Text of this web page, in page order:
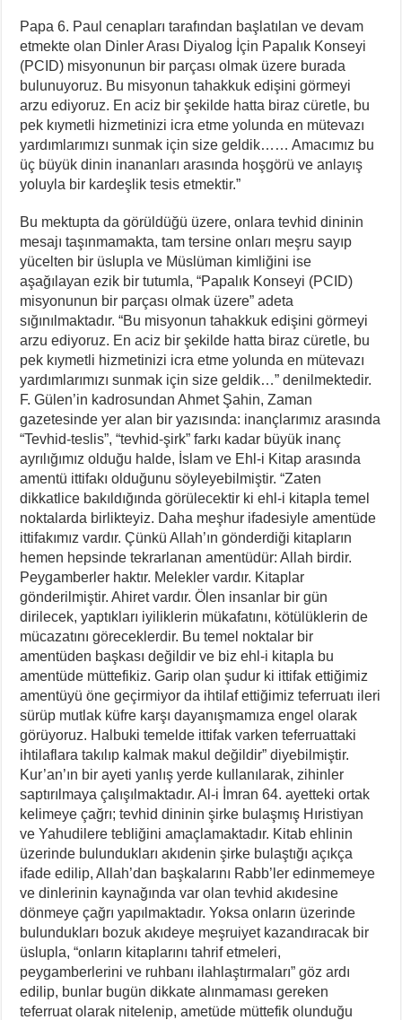
Papa 6. Paul cenapları tarafından başlatılan ve devam
etmekte olan Dinler Arası Diyalog İçin Papalık Konseyi
(PCID) misyonunun bir parçası olmak üzere burada
bulunuyoruz. Bu misyonun tahakkuk edişini görmeyi
arzu ediyoruz. En aciz bir şekilde hatta biraz cüretle, bu
pek kıymetli hizmetinizi icra etme yolunda en mütevazı
yardımlarımızı sunmak için size geldik…… Amacımız bu
üç büyük dinin inananları arasında hoşgörü ve anlayış
yoluyla bir kardeşlik tesis etmektir.”
Bu mektupta da görüldüğü üzere, onlara tevhid dininin
mesajı taşınmamakta, tam tersine onları meşru sayıp
yücelten bir üslupla ve Müslüman kimliğini ise
aşağılayan ezik bir tutumla, “Papalık Konseyi (PCID)
misyonunun bir parçası olmak üzere” adeta
sığınılmaktadır. “Bu misyonun tahakkuk edişini görmeyi
arzu ediyoruz. En aciz bir şekilde hatta biraz cüretle, bu
pek kıymetli hizmetinizi icra etme yolunda en mütevazı
yardımlarımızı sunmak için size geldik…” denilmektedir.
F. Gülen’in kadrosundan Ahmet Şahin, Zaman
gazetesinde yer alan bir yazısında: inançlarımız arasında
“Tevhid-teslis”, “tevhid-şirk” farkı kadar büyük inanç
ayrılığımız olduğu halde, İslam ve Ehl-i Kitap arasında
amentü ittifakı olduğunu söyleyebilmiştir. “Zaten
dikkatlice bakıldığında görülecektir ki ehl-i kitapla temel
noktalarda birlikteyiz. Daha meşhur ifadesiyle amentüde
ittifakımız vardır. Çünkü Allah’ın gönderdiği kitapların
hemen hepsinde tekrarlanan amentüdür: Allah birdir.
Peygamberler haktır. Melekler vardır. Kitaplar
gönderilmiştir. Ahiret vardır. Ölen insanlar bir gün
dirilecek, yaptıkları iyiliklerin mükafatını, kötülüklerin de
mücazatını göreceklerdir. Bu temel noktalar bir
amentüden başkası değildir ve biz ehl-i kitapla bu
amentüde müttefikiz. Garip olan şudur ki ittifak ettiğimiz
amentüyü öne geçirmiyor da ihtilaf ettiğimiz teferruatı ileri
sürüp mutlak küfre karşı dayanışmamıza engel olarak
görüyoruz. Halbuki temelde ittifak varken teferruattaki
ihtilaflara takılıp kalmak makul değildir” diyebilmiştir.
Kur’an’ın bir ayeti yanlış yerde kullanılarak, zihinler
saptırılmaya çalışılmaktadır. Al-i İmran 64. ayetteki ortak
kelimeye çağrı; tevhid dininin şirke bulaşmış Hıristiyan
ve Yahudilere tebliğini amaçlamaktadır. Kitab ehlinin
üzerinde bulundukları akıdenin şirke bulaştığı açıkça
ifade edilip, Allah’dan başkalarını Rabb’ler edinmemeye
ve dinlerinin kaynağında var olan tevhid akıdesine
dönmeye çağrı yapılmaktadır. Yoksa onların üzerinde
bulundukları bozuk akıdeye meşruiyet kazandıracak bir
üslupla, “onların kitaplarını tahrif etmeleri,
peygamberlerini ve ruhbanı ilahlaştırmaları” göz ardı
edilip, bunlar bugün dikkate alınmaması gereken
teferruat olarak nitelenip, ametüde müttefik olunduğu